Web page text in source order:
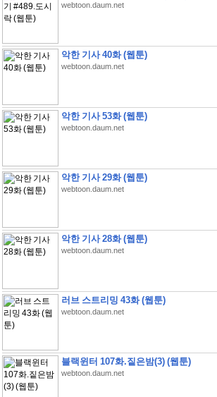
webtoon.daum.net
악한 기사 40화 (웹툰)
webtoon.daum.net
악한 기사 53화 (웹툰)
webtoon.daum.net
악한 기사 29화 (웹툰)
webtoon.daum.net
악한 기사 28화 (웹툰)
webtoon.daum.net
러브 스트리밍 43화 (웹툰)
webtoon.daum.net
블랙윈터 107화.짙은밤(3) (웹툰)
webtoon.daum.net